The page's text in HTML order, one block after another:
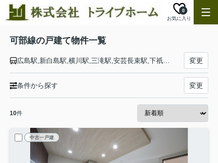
お気に入り
0
可部線の戸建て物件一覧
変更
条件から探す 変更
10件
中古一戸建